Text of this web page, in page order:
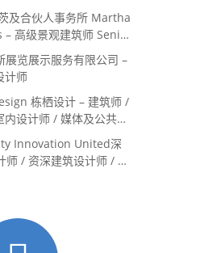
及合伙人事务所 Martha
高级景观建筑师 Senior
/ 景观建筑师
展览展示服务有限公司 –
计师
栋栖设计 – 建筑师 /
设计师 / 媒体及公共关
常年招聘）
Innovation United深
师 / 资深建筑设计师 / 室